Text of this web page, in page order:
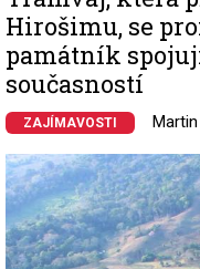
Hirošimu, se
památník
současností
ZAJÍMAVOSTI
Image